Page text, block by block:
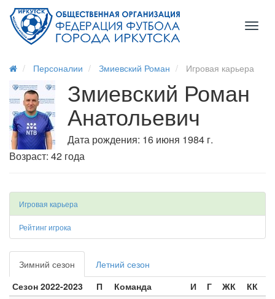
Персоналии Змиевский Роман Игровая карьера
Змиевский Роман
Анатольевич
Дата рождения: 16 июня 1984 г.
Возраст: 42 года
Игровая карьера
Рейтинг игрока
Зимний сезон
Летний сезон
Сезон 2022-2023
П Команда И Г ЖК
КК